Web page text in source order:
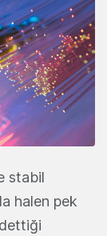
stabil
halen pek